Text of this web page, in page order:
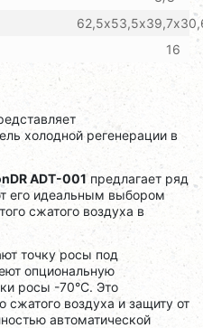
16
холодной регенерации в
ADT-001предлагает ряд
его идеальным выбором
сжатого воздуха в
точку росы под
опциональную
росы -70°C. Это
сжатого воздуха и защиту от
автоматической